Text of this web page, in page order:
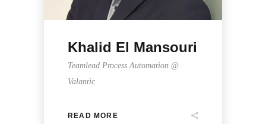
Khalid El Mansouri
Teamlead Process Automation @
Valantic
READ MORE